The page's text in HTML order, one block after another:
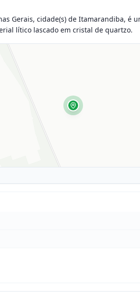
Gerais, cidade(s) de Itamarandiba, é
lítico lascado em cristal de quartzo.